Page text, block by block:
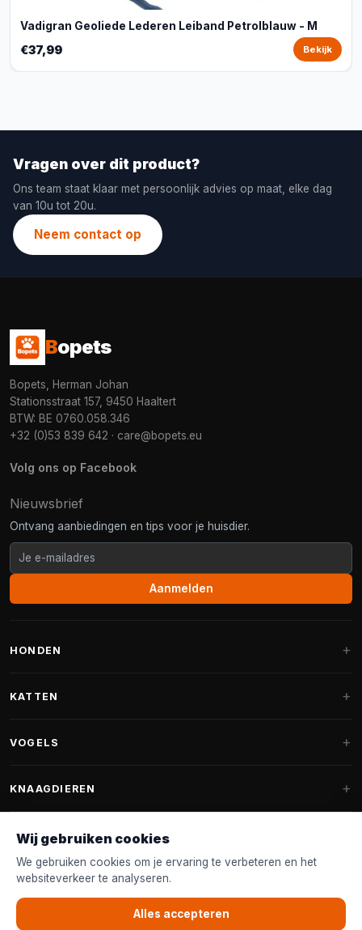
Vadigran Geoliede Lederen Leiband Petrolblauw - M
€37,99 Bekijk
Vragen over dit product?
Ons team staat klaar met persoonlijk advies op maat, elke dag
van 10u tot 20u.
Neem contact op
Bopets
Bopets, Herman Johan
Stationsstraat 157, 9450 Haaltert
BTW: BE 0760.058.346
+32 (0)53 839 642 · care@bopets.eu
Volg ons op Facebook
Nieuwsbrief
Ontvang aanbiedingen en tips voor je huisdier.
Aanmelden
HONDEN
Fantail hondenmanden
Hondenspeelgoed
Halsband & Lijn
Shampoo & Verzorging
KATTEN
Krabpalen voor Maine Coon
Kattenmanden
VOGELS
Vogelvoer binnenvogels
Voederhuisjes
Nestkastjes & Nesting
Tuinvogelvoer
KNAAGDIEREN
Knaagdierenvoer
Accessoires
KLANTENSERVICE
Wij gebruiken cookies
We gebruiken cookies om je ervaring te verbeteren en het
websiteverkeer te analyseren.
Alles accepteren